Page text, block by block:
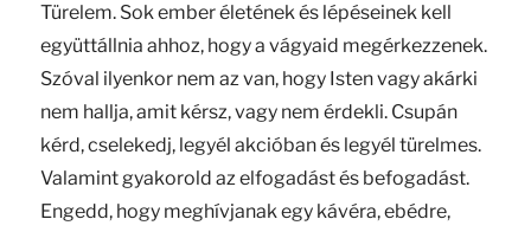
Türelem. Sok ember életének és lépéseinek kell
együttállnia ahhoz, hogy a vágyaid megérkezzenek.
Szóval ilyenkor nem az van, hogy Isten vagy akárki
nem hallja, amit kérsz, vagy nem érdekli. Csupán
kérd, cselekedj, legyél akcióban és legyél türelmes.
Valamint gyakorold az elfogadást és befogadást.
Engedd, hogy meghívjanak egy kávéra, ebédre,